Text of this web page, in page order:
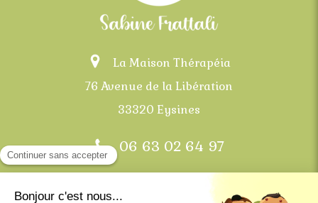
La Maison Thérapéia
76 Avenue de la Libération
33320 Eysines
06 63 02 64 97
Médard-en-Jalles et communes alentours